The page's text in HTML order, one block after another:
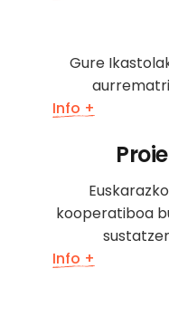
Gure
Info +
kooperatiboa
Info +